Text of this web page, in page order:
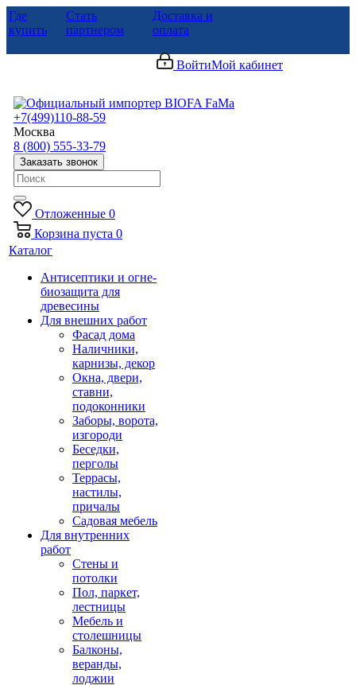
Где
купить
Стать
партнером
Доставка и
оплата
ВойтиМой кабинет
+7(499)110-88-59
Москва
8 (800) 555-33-79
Заказать звонок
Отложенные 0
Корзина пуста 0
Каталог
Антисептики и огне-
биозащита для
древесины
Для внешних работ
Фасад дома
Наличники,
карнизы, декор
Окна, двери,
ставни,
подоконники
Заборы, ворота,
изгороди
Беседки,
перголы
Террасы,
настилы,
причалы
Садовая мебель
Для внутренних
работ
Стены и
потолки
Пол, паркет,
лестницы
Мебель и
столешницы
Балконы,
веранды,
лоджии